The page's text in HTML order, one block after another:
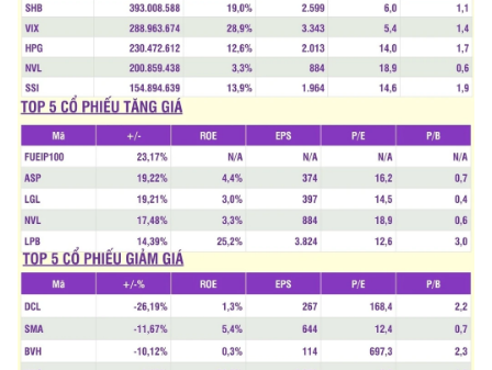
Infographic
TIN MỚI
TIN ĐỊA PHƯƠNG
Trung du và miền núi phía Bắc
Đồng bằng sông Hồng
Bắc Trung Bộ
Duyên hải Nam Trung Bộ và Tây
Nguyên